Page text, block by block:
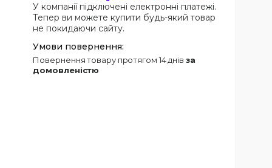
У компанії підключені електронні платежі.
Тепер ви можете купити будь-який товар
не покидаючи сайту.
повернення товару протягом 14 днів за
домовленістю